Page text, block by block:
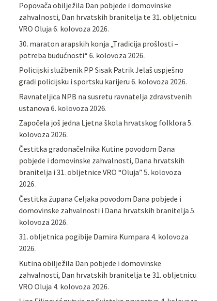
Popovača obilježila Dan pobjede i domovinske
zahvalnosti, Dan hrvatskih branitelja te 31. obljetnicu
VRO Oluja 6. kolovoza 2026.
30. maraton arapskih konja „Tradicija prošlosti –
potreba budućnosti“ 6. kolovoza 2026.
Policijski službenik PP Sisak Patrik Jelaš uspješno
gradi policijsku i sportsku karijeru 6. kolovoza 2026.
Ravnateljica NPB na susretu ravnatelja zdravstvenih
ustanova 6. kolovoza 2026.
Započela još jedna Ljetna škola hrvatskog folklora 5.
kolovoza 2026.
Čestitka gradonačelnika Kutine povodom Dana
pobjede i domovinske zahvalnosti, Dana hrvatskih
branitelja i 31. obljetnice VRO “Oluja” 5. kolovoza
2026.
Čestitka župana Celjaka povodom Dana pobjede i
domovinske zahvalnosti i Dana hrvatskih branitelja 5.
kolovoza 2026.
31. obljetnica pogibije Damira Kumpara 4. kolovoza
2026.
Kutina obilježila Dan pobjede i domovinske
zahvalnosti, Dan hrvatskih branitelja te 31. obljetnicu
VRO Oluja 4. kolovoza 2026.